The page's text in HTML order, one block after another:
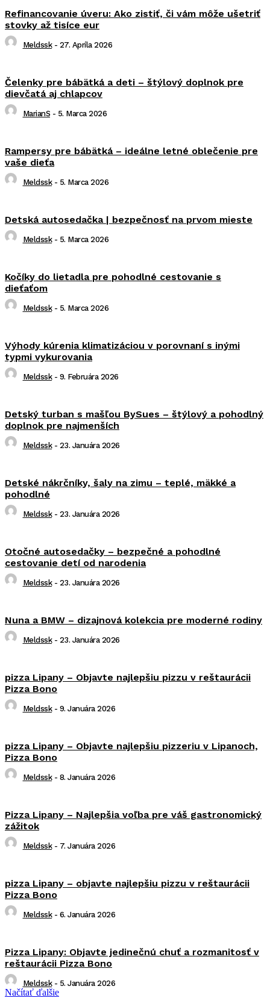
Refinancovanie úveru: Ako zistiť, či vám môže ušetriť
stovky až tisíce eur
Meldssk - 27. Apríla 2026
Čelenky pre bábätká a deti – štýlový doplnok pre
dievčatá aj chlapcov
MarianS - 5. Marca 2026
Rampersy pre bábätká – ideálne letné oblečenie pre
vaše dieťa
Meldssk - 5. Marca 2026
Detská autosedačka | bezpečnosť na prvom mieste
Meldssk - 5. Marca 2026
Kočíky do lietadla pre pohodlné cestovanie s
dieťaťom
Meldssk - 5. Marca 2026
Výhody kúrenia klimatizáciou v porovnaní s inými
typmi vykurovania
Meldssk - 9. Februára 2026
Detský turban s mašľou BySues – štýlový a pohodlný
doplnok pre najmenších
Meldssk - 23. Januára 2026
Detské nákrčníky, šaly na zimu – teplé, mäkké a
pohodlné
Meldssk - 23. Januára 2026
Otočné autosedačky – bezpečné a pohodlné
cestovanie detí od narodenia
Meldssk - 23. Januára 2026
Nuna a BMW – dizajnová kolekcia pre moderné rodiny
Meldssk - 23. Januára 2026
pizza Lipany – Objavte najlepšiu pizzu v reštaurácii
Pizza Bono
Meldssk - 9. Januára 2026
pizza Lipany – Objavte najlepšiu pizzeriu v Lipanoch,
Pizza Bono
Meldssk - 8. Januára 2026
Pizza Lipany – Najlepšia voľba pre váš gastronomický
zážitok
Meldssk - 7. Januára 2026
pizza Lipany – objavte najlepšiu pizzu v reštaurácii
Pizza Bono
Meldssk - 6. Januára 2026
Pizza Lipany: Objavte jedinečnú chuť a rozmanitosť v
reštaurácii Pizza Bono
Meldssk - 5. Januára 2026
Načítať ďalšie